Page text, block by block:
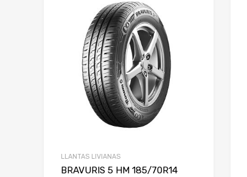
LLANTAS LIVIANAS
BRAVURIS 5 HM 185/70R14